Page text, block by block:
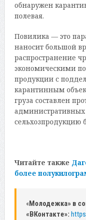
обнаружен
полевая.
Повилика — это
наносит большой
распространение
экономическими
продукции с
карантинным
груза составлен
сельхозпродукцию
Читайте также
более
«Молодежка» в
«ВКонтакте»: